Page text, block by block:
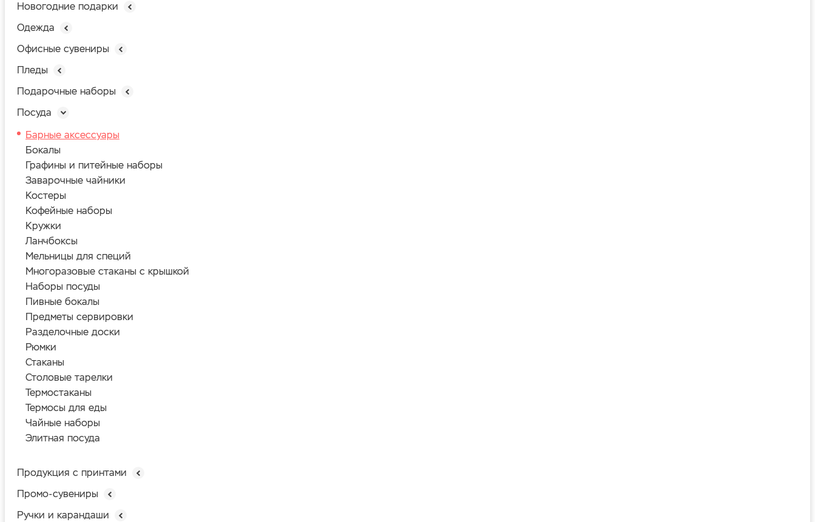
Новогодние подарки
Одежда
Офисные сувениры
Пледы
Подарочные наборы
Посуда
Барные аксессуары
Бокалы
Графины и питейные наборы
Заварочные чайники
Костеры
Кофейные наборы
Кружки
Ланчбоксы
Мельницы для специй
Многоразовые стаканы с крышкой
Наборы посуды
Пивные бокалы
Предметы сервировки
Разделочные доски
Рюмки
Стаканы
Столовые тарелки
Термостаканы
Термосы для еды
Чайные наборы
Элитная посуда
Продукция с принтами
Промо-сувениры
Ручки и карандаши